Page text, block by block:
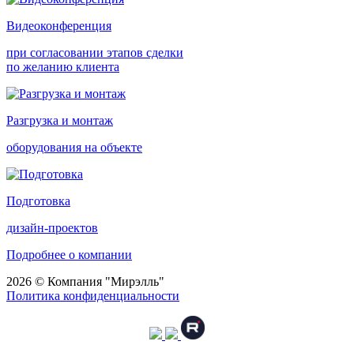
Видеоконференция
при согласовании этапов сделки
по желанию клиента
Разгрузка и монтаж
оборудования на объекте
Подготовка
дизайн-проектов
Подробнее о компании
2026 © Компания "Мирэлль"
Политика конфиденциальности